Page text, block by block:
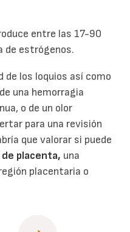
entre las 17-90
de estrógenos.
de los loquios así como
una hemorragia
o de un olor
para una revisión
que valorar si puede
placenta, una
placentaria o